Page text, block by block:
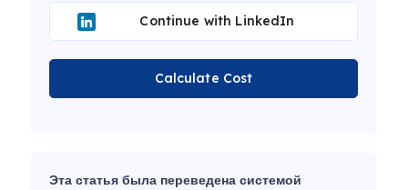
Continue with LinkedIn
Calculate Cost
Эта статья была переведена системой